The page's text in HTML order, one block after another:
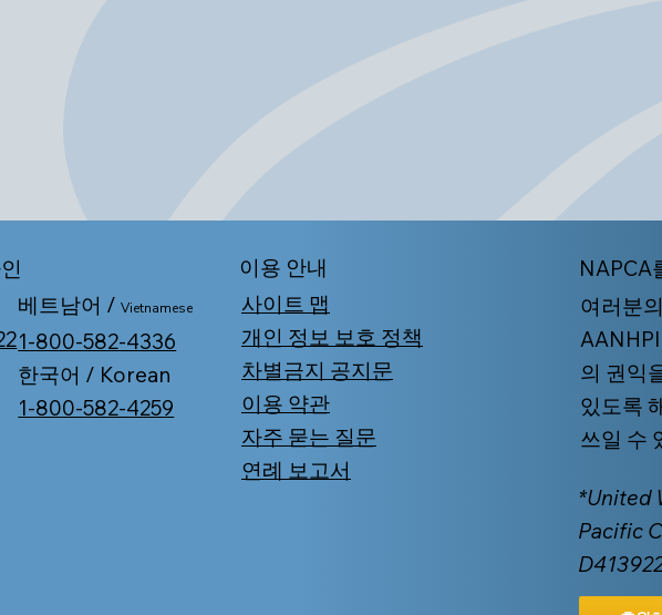
베트남어 /Vietnamese
1-800-582-4336
한국어 / Korean
1-800-582-4259
​이용 안내
사이트 맵
개인 정보 보호 정책
차별금지 공지문
이용 약관
자주 묻는 질문
연례 보고서
NAPCA
여러분
의 권익
있도록
쓰일 수
*United
Pacific